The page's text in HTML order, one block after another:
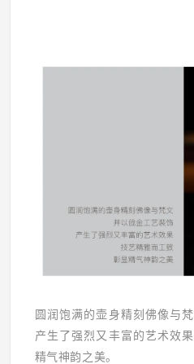
圆润饱满的壶身精刻佛像与
产生了强烈又丰富的艺术效
精气神韵之美。